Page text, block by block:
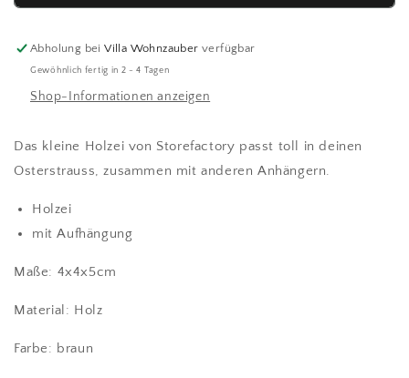
Abholung beiVilla Wohnzauber verfügbar
Gewöhnlich fertig in 2 - 4 Tagen
Shop-Informationen anzeigen
Das kleine Holzei von Storefactory passt toll in deinen
Osterstrauss, zusammen mit anderen Anhängern.
Holzei
mit Aufhängung
Maße: 4x4x5cm
Material: Holz
Farbe: braun